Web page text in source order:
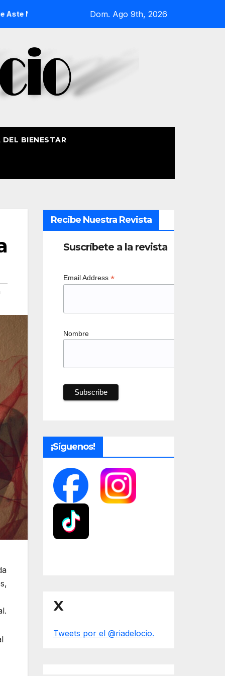
2026 La Procesión Náutica de la Amatxu de
Dom. Ago 9th, 2026
DEL BIENESTAR
Recibe Nuestra Revista
Suscríbete a la revista
Email Address *
Nombre
¡Síguenos!
X
Tweets por el @riadelocio.